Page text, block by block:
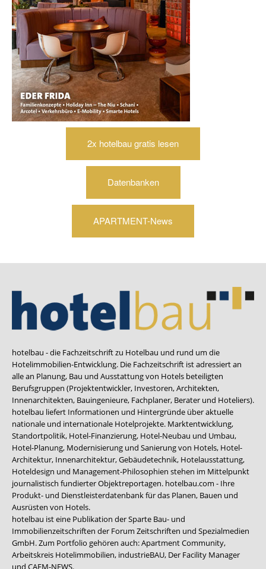
2x hotelbau gratis lesen
Datenbanken
APARTMENT-News
hotelbau - die Fachzeitschrift zu Hotelbau und rund um die
Hotelimmobilien-Entwicklung. Die Fachzeitschrift ist adressiert an
alle an Planung, Bau und Ausstattung von Hotels beteiligten
Berufsgruppen (Projektentwickler, Investoren, Architekten,
Innenarchitekten, Bauingenieure, Fachplaner, Berater und Hoteliers).
hotelbau liefert Informationen und Hintergründe über aktuelle
nationale und internationale Hotelprojekte. Marktentwicklung,
Standortpolitik, Hotel-Finanzierung, Hotel-Neubau und Umbau,
Hotel-Planung, Modernisierung und Sanierung von Hotels, Hotel-
Architektur, Innenarchitektur, Gebäudetechnik, Hotelausstattung,
Hoteldesign und Management-Philosophien stehen im Mittelpunkt
journalistisch fundierter Objektreportagen. hotelbau.com - Ihre
Produkt- und Dienstleisterdatenbank für das Planen, Bauen und
Ausrüsten von Hotels.
hotelbau ist eine Publikation der Sparte Bau- und
Immobilienzeitschriften der Forum Zeitschriften und Spezialmedien
GmbH. Zum Portfolio gehören auch:Apartment Community,
Arbeitskreis Hotelimmobilien, industrieBAU, Der Facility Manager
und CAFM-NEWS.